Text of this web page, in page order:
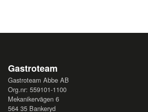
Gastroteam
Gastroteam Abbe AB
Org.nr: 559101-1100
Mekanikervägen 6
564 35 Bankeryd